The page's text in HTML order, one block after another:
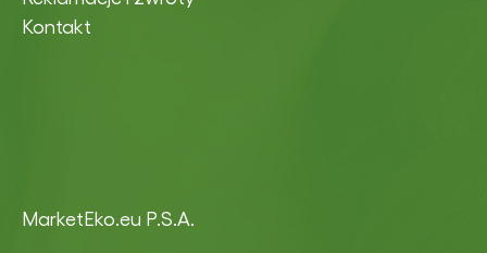
MarketEko.eu P.S.A.
Kontakt